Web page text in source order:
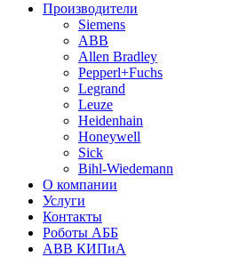
Производители
Siemens
ABB
Allen Bradley
Pepperl+Fuchs
Legrand
Leuze
Heidenhain
Honeywell
Sick
Bihl-Wiedemann
О компании
Услуги
Контакты
Роботы АББ
ABB КИПиА